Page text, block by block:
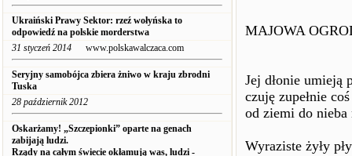
Ukraiński Prawy Sektor: rzeź wołyńska to
odpowiedź na polskie morderstwa
31 styczeń 2014 www.polskawalczaca.com
Seryjny samobójca zbiera żniwo w kraju zbrodni
Tuska
28 październik 2012
Oskarżamy! „Szczepionki” oparte na genach
zabijają ludzi.
Rządy na całym świecie okłamują was, ludzi -
MAJOWA
Jej dłonie umieją
czuję zupełnie
od ziemi do
Wyraziste żyły